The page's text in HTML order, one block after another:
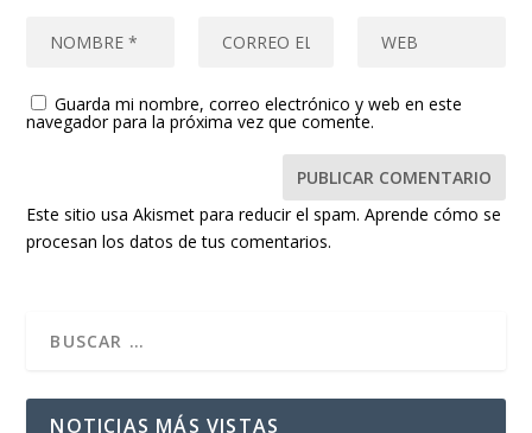
Guarda mi nombre, correo electrónico y web en este
navegador para la próxima vez que comente.
Este sitio usa Akismet para reducir el spam.Aprende cómo se
procesan los datos de tus comentarios.
NOTICIAS MÁS VISTAS